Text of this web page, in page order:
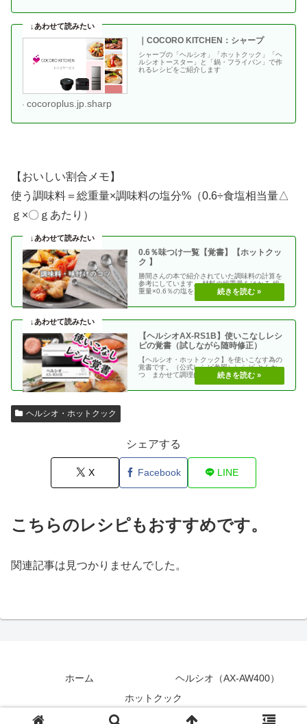
｜COCORO KITCHEN：シャープ
シャープの「ヘルシオ」「ホットクック」「ヘ
ルシオトースター」と「鍋・フライパン」で作
れるレシピをご紹介します
cocoroplus.jp.sharp
【おいしい割合メモ】
使う調味料＝総重量×調味料の塩分%（0.6÷食塩相当量△
ｇ×〇ｇあたり）
0.6％味つけ一覧【覚書】【ホットクッ
ク 】
勝間さんの本で紹介されていた調味料の計算を
参考にしています。 材料の総重量をはかる 総
重量×0.6％の塩を加える 使う調味料＝（総重
【ヘルシオAX-RS1B】使いこなしレシ
ピの覚書（試しながら随時修正）
【ヘルシオ・ホットクック】を使いこなす為の
覚書です。（公式レシピ参照）レシピ とんか
つ まかせて調理(網焼き・揚げる) エビフラ
ヘルシオ・ホットクック
シェアする
X Facebook LINE
こちらのレシピもおすすめです。
関連記事は見つかりませんでした。
ホーム
ヘルシオ（AX-AW400）
ホットクック
© 2018 シニアのヘルシオ ホットクック活用術.